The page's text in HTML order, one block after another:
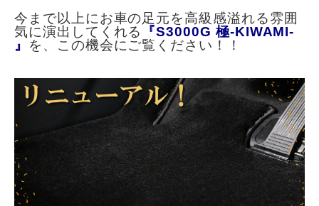
今まで以上にお車の足元を高級感溢れる雰囲
気に演出してくれる
『S3000G 極-KIWAMI-
』 を、この機会にご覧ください！！